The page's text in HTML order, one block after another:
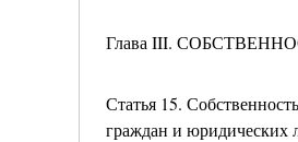
Глава III.
Статья 15.
граждан и юридических